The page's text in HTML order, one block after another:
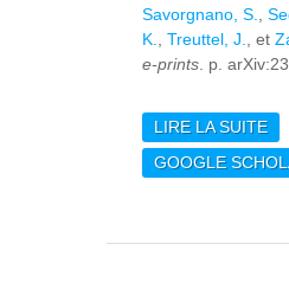
Savorgnano, S.
K.
Treuttel, J. , et
e-prints . p.
LIRE LA SUITE
GOOGLE